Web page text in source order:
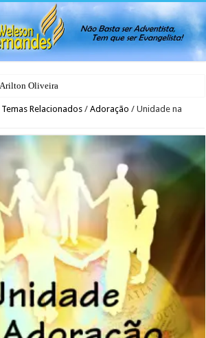
Arilton Oliveira
Relacionados / Adoração / Unidade na